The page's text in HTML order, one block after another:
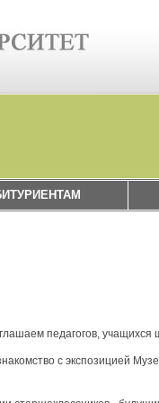
педагогов, учащихся
с экспозицией